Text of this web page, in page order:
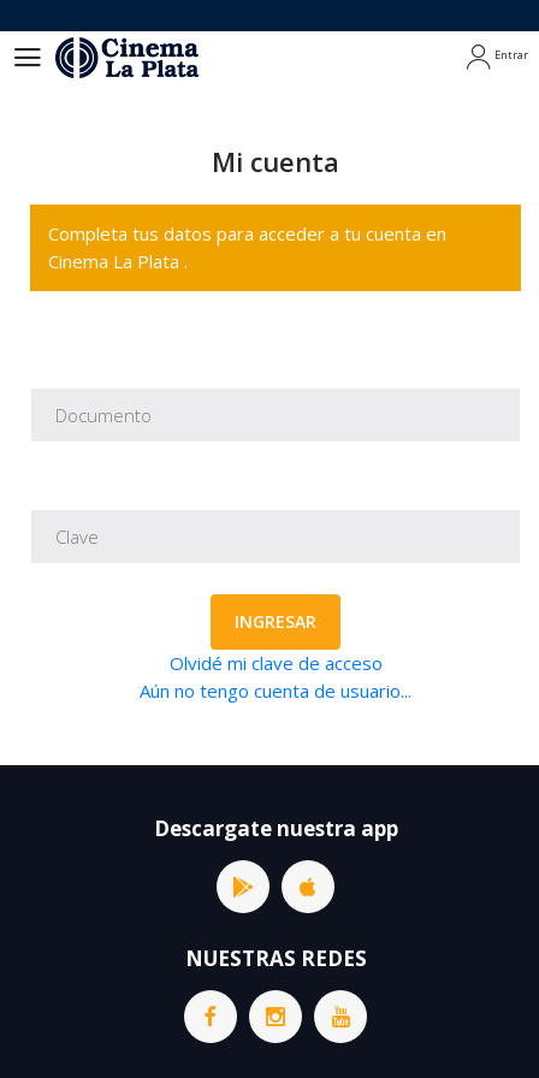
Entrar
Mi cuenta
Completa tus datos para acceder a tu cuenta en
Cinema La Plata .
INGRESAR
Olvidé mi clave de acceso
Aún no tengo cuenta de usuario...
Descargate nuestra app
NUESTRAS REDES